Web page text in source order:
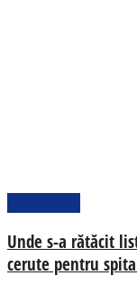
Unde s-a rătăcit
cerute pentru